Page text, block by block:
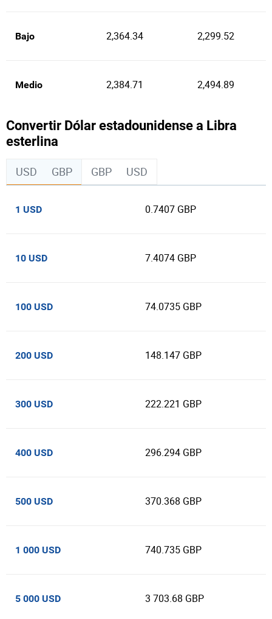
Bajo 2,364.34 2,299.52
Medio 2,384.71 2,494.89
Convertir Dólar estadounidense a Libra
esterlina
USD GBP GBP USD
1 USD 0.7407 GBP
10 USD 7.4074 GBP
100 USD 74.0735 GBP
200 USD 148.147 GBP
300 USD 222.221 GBP
400 USD 296.294 GBP
500 USD 370.368 GBP
1 000 USD 740.735 GBP
5 000 USD 3 703.68 GBP